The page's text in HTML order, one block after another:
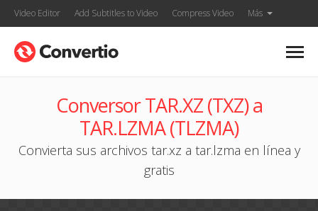
Video Editor Add Subtitles to Video Compress Video Más
Conversor TAR.XZ (TXZ) a
TAR.LZMA (TLZMA)
Convierta sus archivos tar.xz a tar.lzma en línea y
gratis